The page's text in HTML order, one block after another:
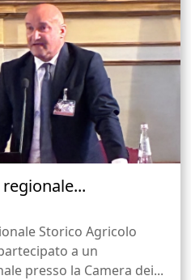
Storico Agricolo
a un
presso la Camera dei...